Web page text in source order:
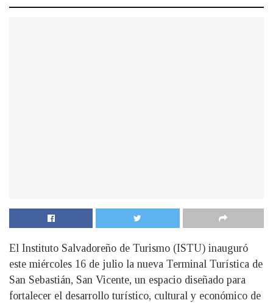
El Instituto Salvadoreño de Turismo (ISTU) inauguró
este miércoles 16 de julio la nueva Terminal Turística de
San Sebastián, San Vicente, un espacio diseñado para
fortalecer el desarrollo turístico, cultural y económico de